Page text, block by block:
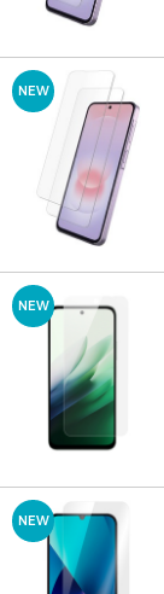
NEW
NEW
NEW